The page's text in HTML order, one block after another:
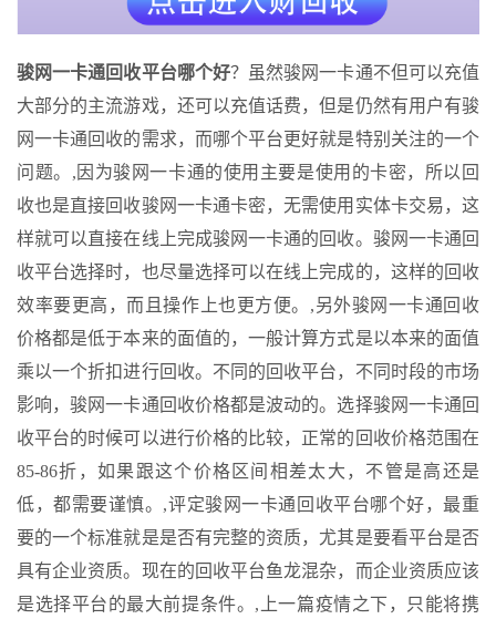
骏网一卡通回收平台哪个好？虽然骏网一卡通不但可以充值
大部分的主流游戏，还可以充值话费，但是仍然有用户有骏
网一卡通回收的需求，而哪个平台更好就是特别关注的一个
问题。,因为骏网一卡通的使用主要是使用的卡密，所以回
收也是直接回收骏网一卡通卡密，无需使用实体卡交易，这
样就可以直接在线上完成骏网一卡通的回收。骏网一卡通回
收平台选择时，也尽量选择可以在线上完成的，这样的回收
效率要更高，而且操作上也更方便。,另外骏网一卡通回收
价格都是低于本来的面值的，一般计算方式是以本来的面值
乘以一个折扣进行回收。不同的回收平台，不同时段的市场
影响，骏网一卡通回收价格都是波动的。选择骏网一卡通回
收平台的时候可以进行价格的比较，正常的回收价格范围在
85-86折，如果跟这个价格区间相差太大，不管是高还是
低，都需要谨慎。,评定骏网一卡通回收平台哪个好，最重
要的一个标准就是是否有完整的资质，尤其是要看平台是否
具有企业资质。现在的回收平台鱼龙混杂，而企业资质应该
是选择平台的最大前提条件。, 上一篇疫情之下，只能将携